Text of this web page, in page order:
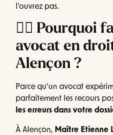
l’ouvrez pas.
👨‍⚖️ Pourquoi
avocat en
Alençon ?
Parce qu’un avocat
parfaitement les recours
les erreurs dans votre
À Alençon, Maître Etienne